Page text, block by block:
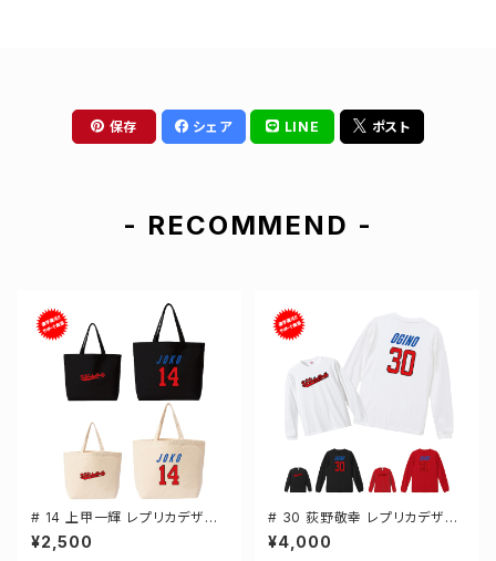
保存 シェア LINE ポスト
- RECOMMEND -
# 14 上甲一輝 レプリカデザイ
ン 選手還元 キャンバストートバ
ッグ 2カラー MLサイズ 00077
¥2,500
# 30 荻野敬幸 レプリカデザイ
ン 3カラー 選手還元 長袖Tシャ
ツ S-XXLサイズ 501101
¥4,000